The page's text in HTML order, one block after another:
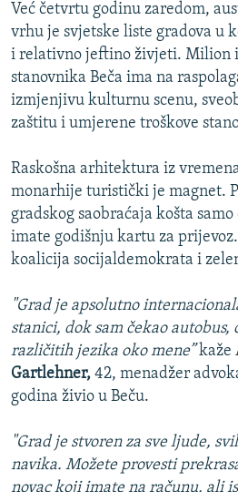
SVE KARTE DEJTONA
NASTANAK I RASPAD JUGOSLAVIJE
Već četvrtu godinu zaredom,
vrhu je svjetske liste gradova u
i relativno jeftino živjeti. Milion
stanovnika Beča ima na
izmjenjivu kulturnu scenu,
zaštitu i umjerene troškove
Raskošna arhitektura iz
monarhije turistički je magnet.
gradskog saobraćaja košta
imate godišnju kartu za
koalicija socijaldemokrata i
"Grad je apsolutno
stanici, dok sam čekao autobus,
različitih jezika oko mene”kaže
Gartlehner, 42, menadžer
godina živio u Beču.
"Grad je stvoren za sve ljude,
navika. Možete provesti
novac koji imate na računu, ali